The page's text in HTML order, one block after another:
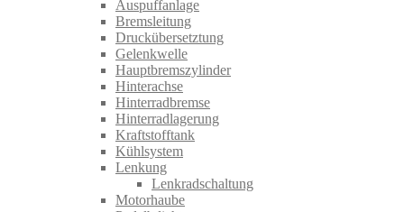
Auspuffanlage
Bremsleitung
Druckübersetztung
Gelenkwelle
Hauptbremszylinder
Hinterachse
Hinterradbremse
Hinterradlagerung
Kraftstofftank
Kühlsystem
Lenkung
Lenkradschaltung
Motorhaube